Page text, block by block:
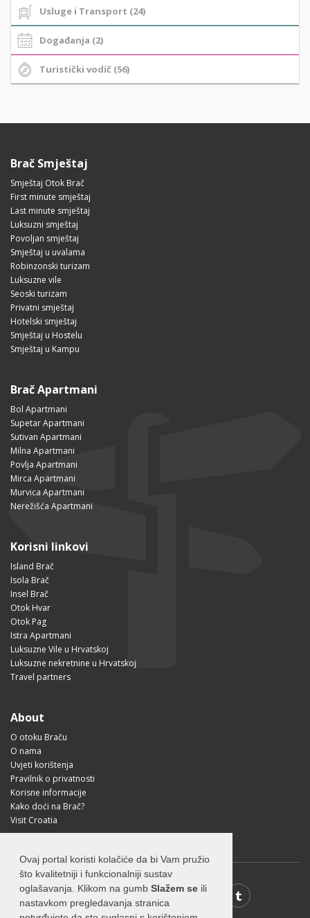
Ovaj portal koristi kolačiće da bi Vam pružio
što kvalitetniji i funkcionalniji sustav
oglašavanja. Klikom na gumb Slažem se ili
nastavkom pregledavanja stranica
Usluge i Transport (24)
Događanja (2)
Turistički vodič (56)
Brač Smještaj
Smještaj Otok Brač
First minute smještaj
Last minute smještaj
Luksuzni smještaj
Povoljan smještaj
Smještaj u uvalama
Robinzonski turizam
Luksuzne vile
Seoski turizam
Privatni smještaj
Hotelski smještaj
Smještaj u Hostelu
Smještaj u Kampu
Brač Apartmani
Bol Apartmani
Supetar Apartmani
Sutivan Apartmani
Milna Apartmani
Povlja Apartmani
Mirca Apartmani
Murvica Apartmani
Nerežišća Apartmani
Korisni linkovi
Island Brač
Isola Brač
Insel Brač
Otok Hvar
Otok Pag
Istra Apartmani
Luksuzne Vile u Hrvatskoj
Luksuzne nekretnine u Hrvatskoj
Travel partners
About
O otoku Braču
O nama
Uvjeti korištenja
Pravilnik o privatnosti
Korisne informacije
Kako doći na Brač?
Visit Croatia